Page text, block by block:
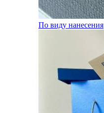
По виду нанесения